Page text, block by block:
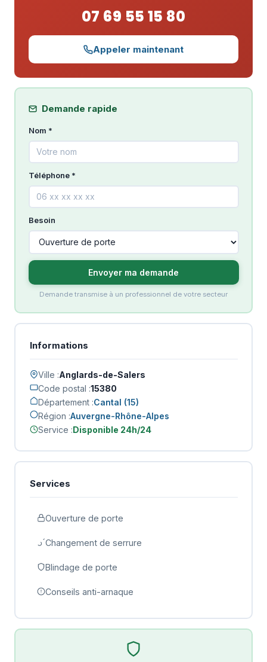
07 69 55 15 80
Appeler maintenant
Demande rapide
Nom *
Téléphone *
Besoin
Envoyer ma demande
Demande transmise à un professionnel de votre secteur
Informations
Ville :Anglards-de-Salers
Code postal :15380
Département :Cantal (15)
Région :Auvergne-Rhône-Alpes
Service :Disponible 24h/24
Services
Ouverture de porte
Changement de serrure
Blindage de porte
Conseils anti-arnaque